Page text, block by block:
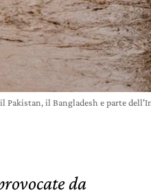
il Bangladesh e parte
da